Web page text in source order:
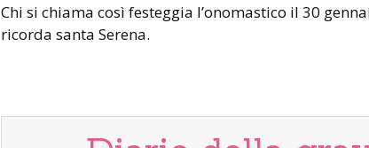
Chi si chiama così festeggia l’onomastico il 30
ricorda santa Serena.